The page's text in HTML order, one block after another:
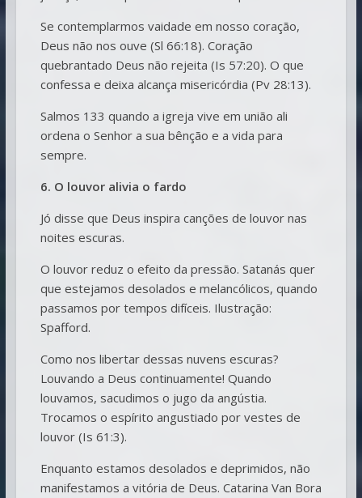
Se contemplarmos vaidade em nosso coração,
Deus não nos ouve (Sl 66:18). Coração
quebrantado Deus não rejeita (Is 57:20). O que
confessa e deixa alcança misericórdia (Pv 28:13).
Salmos 133 quando a igreja vive em união ali
ordena o Senhor a sua bênção e a vida para
sempre.
6. O louvor alivia o fardo
Jó disse que Deus inspira canções de louvor nas
noites escuras.
O louvor reduz o efeito da pressão. Satanás quer
que estejamos desolados e melancólicos, quando
passamos por tempos difíceis. Ilustração:
Spafford.
Como nos libertar dessas nuvens escuras?
Louvando a Deus continuamente! Quando
louvamos, sacudimos o jugo da angústia.
Trocamos o espírito angustiado por vestes de
louvor (Is 61:3).
Enquanto estamos desolados e deprimidos, não
manifestamos a vitória de Deus. Catarina Van Bora